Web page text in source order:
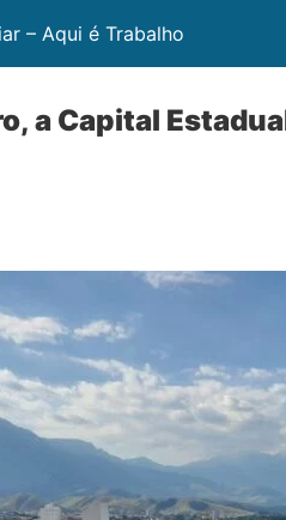
– Aqui é Trabalho
a Capital